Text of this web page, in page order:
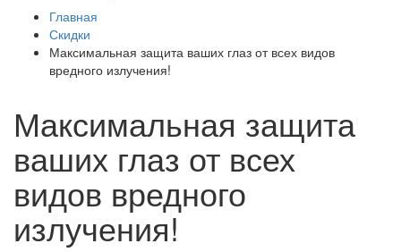
Главная
Скидки
Максимальная защита ваших глаз от всех видов
вредного излучения!
Максимальная защита
ваших глаз от всех
видов вредного
излучения!